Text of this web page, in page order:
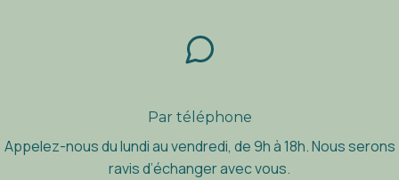
Par té éphone
Appelez-nous du lundi au vendredi, de 9hà18h. Nous serons
ravis d’échanger avec vous.